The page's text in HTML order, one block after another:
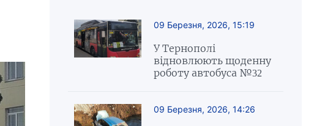
09 Березня, 2026, 15:19
У Тернополі
відновлюють щоденну
роботу автобуса №32
09 Березня, 2026, 14:26